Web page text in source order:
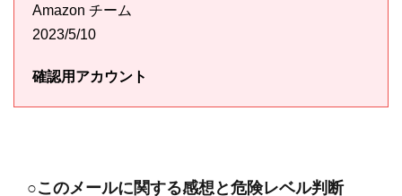
Amazon チーム
2023/5/10
確認用アカウント
○このメールに関する感想と危険レベル判断